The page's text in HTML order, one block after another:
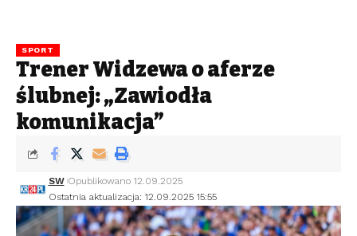
SPORT
Trener Widzewa o aferze
ślubnej: „Zawiodła
komunikacja”
Ostatnia aktualizacja: 12.09.2025 15:55
SW Opublikowano 12.09.2025